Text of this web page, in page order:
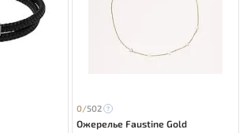
0/502
Ожерелье Faustine Gold